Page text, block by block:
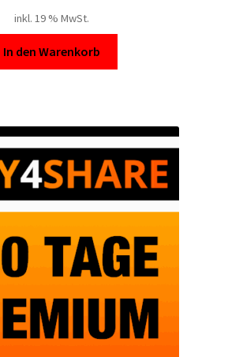
inkl. 19 % MwSt.
In den Warenkorb